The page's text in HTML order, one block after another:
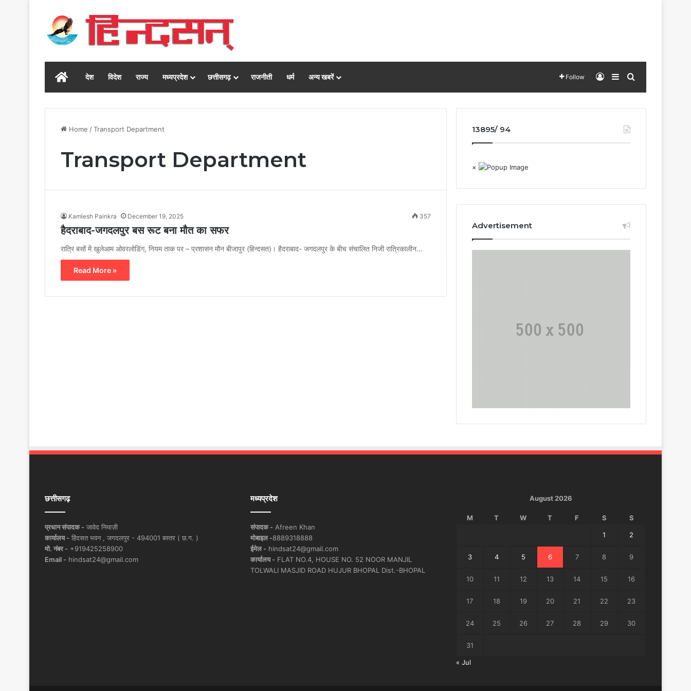
Homeदेश विदेश राज्य मध्यप्रदेश छत्तीसगढ़ राजनीती धर्म अन्य खबरें Follow Log InSidebarSearch for
Home /Transport Department
Transport Department
Kamlesh Painkra December 19, 2025 357
हैदराबाद-जगदलपुर बस रूट बना मौत का सफर
रात्रि बसों में खुलेआम ओवरलोडिंग, नियम ताक पर – प्रशासन मौन बीजापुर (हिन्दसत)। हैदराबाद- जगदलपुर के बीच संचालित निजी रात्रिकालीन…
Read More »
13895/ 94
×
Advertisement
छत्तीसगढ़
प्रधान संपादक - जावेद नियाज़ी
कार्यालय - हिंदसत भवन , जगदलपुर - 494001 बस्तर ( छ.ग. )
मो. नंबर - +919425258900
Email - hindsat24@gmail.com
मध्यप्रदेश
संपादक - Afreen Khan
मोबाइल -8889318888
ईमेल - hindsat24@gmail.com
कार्यालय - FLAT NO.4, HOUSE NO. 52 NOOR MANJIL
TOLWALI MASJID ROAD HUJUR BHOPAL Dist.-BHOPAL
August 2026
M T W T F S S
1 2
3 4 5 6 7 8 9
10 11 12 13 14 15 16
17 18 19 20 21 22 23
24 25 26 27 28 29 30
31
« Jul